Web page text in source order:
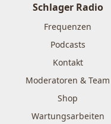
Schlager Radio
Frequenzen
Podcasts
Kontakt
Moderatoren & Team
Shop
Wartungsarbeiten